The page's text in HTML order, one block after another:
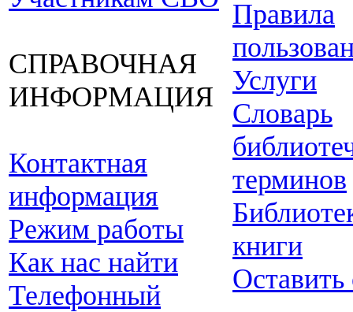
СПРАВОЧНАЯ
ИНФОРМАЦИЯ
Контактная
информация
Режим работы
Как нас найти
Телефонный
Правила
Услуги
Словарь
терминов
книги
Оставить